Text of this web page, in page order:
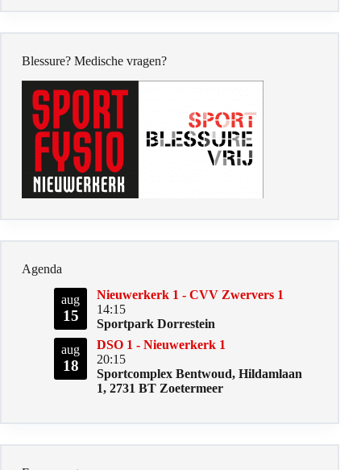
Blessure? Medische vragen?
Agenda
aug
15
Nieuwerkerk 1 - CVV Zwervers 1
14:15
Sportpark Dorrestein
aug
18
DSO 1 - Nieuwerkerk 1
20:15
Sportcomplex Bentwoud, Hildamlaan
1, 2731 BT Zoetermeer